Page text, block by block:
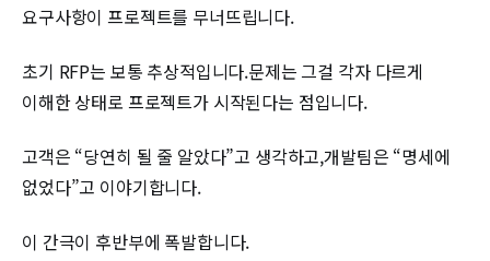
요구사항이 프로젝트를 무너뜨립니다.
초기 RFP는 보통 추상적입니다.문제는 그걸 각자 다르게
이해한 상태로 프로젝트가 시작된다는 점입니다.
고객은 “당연히 될 줄 알았다”고 생각하고,개발팀은 “명세에
없었다”고 이야기합니다.
이 간극이 후반부에 폭발합니다.